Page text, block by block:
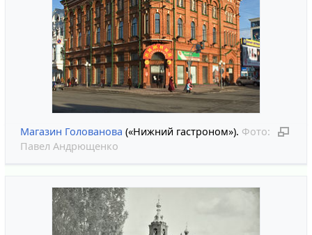
Магазин Голованова («Нижний гастроном»). Фото:
Павел Андрющенко